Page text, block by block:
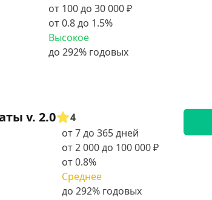
от 100 до 30 000 ₽
от 0.8 до 1.5%
Высокое
v. 2.0
4
от 7 до 365 дней
от 2 000 до 100 000 ₽
от 0.8%
Среднее